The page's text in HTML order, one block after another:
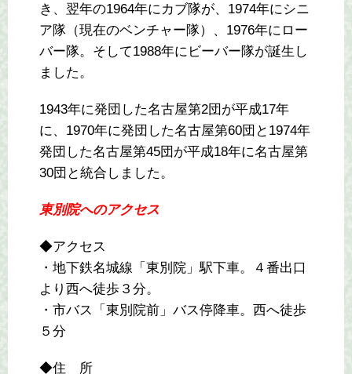
き、翌年の1964年にカブ隊が、1974年にシニ
ア隊（現在のベンチャー隊）、1976年にロー
バー隊。そして1988年にビーバー隊が誕生し
ました。
1943年に発団した名古屋第2団が平成17年
に、1970年に発団した名古屋第60団と1974年
発団した名古屋第45団が平成18年に名古屋第
30団と統合しました。
東別院へのアクセス
◆アクセス
・地下鉄名城線「東別院」駅下車。４番出口
より西へ徒歩３分。
・市バス「東別院前」バス停降車。西へ徒歩
５分
◆住 所